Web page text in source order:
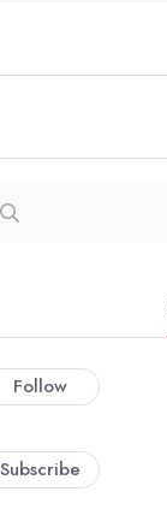
Follow
Subscribe